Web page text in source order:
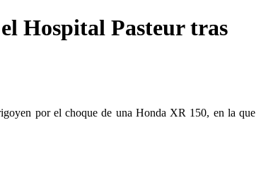
Hospital Pasteur tras
por el choque de una Honda XR 150, en la que